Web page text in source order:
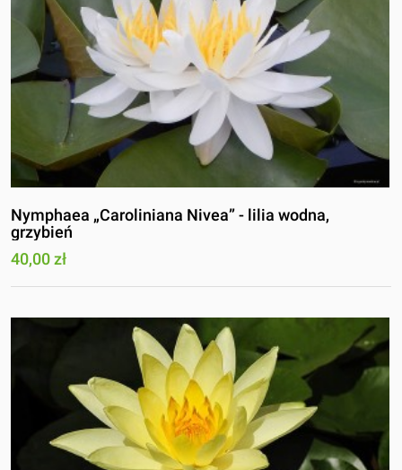
Nymphaea „Caroliniana Nivea” - lilia wodna,
grzybień
40,00 zł